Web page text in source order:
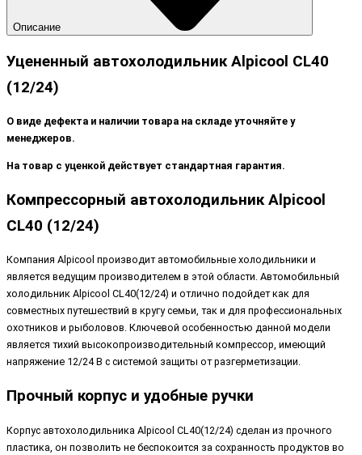
Описание
Уцененный автохолодильник Alpicool CL40
(12/24)
О виде дефекта и наличии товара на складе уточняйте у
менеджеров.
На товар с уценкой действует стандартная гарантия.
Компрессорный автохолодильник Alpicool
CL40 (12/24)
Компания Alpicool производит автомобильные холодильники и
является ведущим производителем в этой области. Автомобильный
холодильник Alpicool CL40(12/24) и отлично подойдет как для
совместных путешествий в кругу семьи, так и для профессиональных
охотников и рыболовов. Ключевой особенностью данной модели
является тихий высокопроизводительный компрессор, имеющий
напряжение 12/24 B с системой защиты от разгерметизации.
Прочный корпус и удобные ручки
Корпус автохолодильника Alpicool CL40(12/24) сделан из прочного
пластика, он позволить не беспокоится за сохранность продуктов во